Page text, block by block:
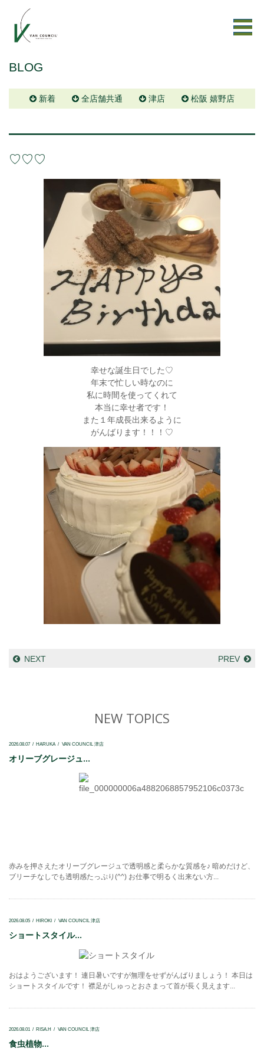
BLOG
新着 全店舗共通 津店 松阪 嬉野店
♡♡♡
幸せな誕生日でした♡
年末で忙しい時なのに
私に時間を使ってくれて
本当に幸せ者です！
また１年成長出来るように
がんばります！！！♡
NEXT PREV
NEW TOPICS
2026.08.07 HARUKA VAN COUNCIL 津店
オリーブグレージュ...
赤みを押さえたオリーブグレージュで透明感と柔らかな質感を♪ 暗めだけど、
ブリーチなしでも透明感たっぷり(^^) お仕事で明るく出来ない方...
2026.08.05 HIROKI VAN COUNCIL 津店
ショートスタイル...
おはようございます！ 連日暑いですが無理をせずがんばりましょう！ 本日は
ショートスタイルです！ 襟足がしゅっとおさまって首が長く見えます...
2026.08.01 RISA.H VAN COUNCIL 津店
食虫植物...